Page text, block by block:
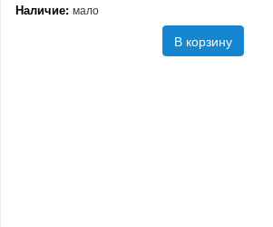
Наличие: мало
В корзину